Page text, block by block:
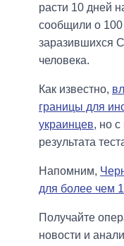
расти 10 дней
сообщили о
заразившихся
человека.
Как известно,
границы для
украинцев, но с
результата
Напомним,
для более чем
Получайте
новости и